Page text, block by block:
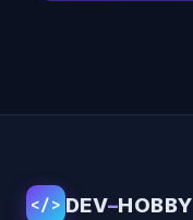
</> DEV–HOBBY